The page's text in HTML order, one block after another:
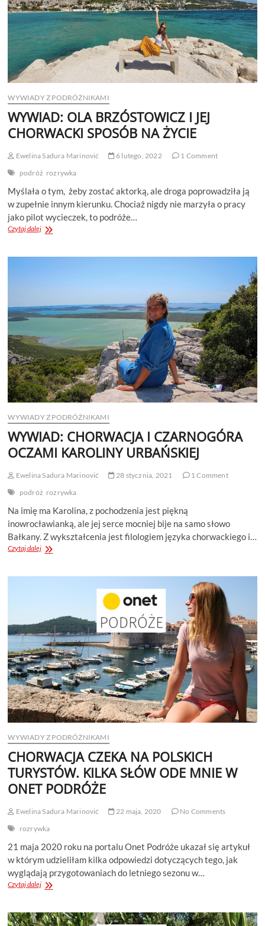
WYWIADY Z PODRÓŻNIKAMI
WYWIAD: OLA BRZÓSTOWICZ I JEJ
CHORWACKI SPOSÓB NA ŻYCIE
Ewelina Sadura Marinović 6 lutego, 2022
1 Comment
podróż rozrywka
Myślała o tym, żeby zostać aktorką, ale droga poprowadziła ją
w zupełnie innym kierunku. Chociaż nigdy nie marzyła o pracy
jako pilot wycieczek, to podróże…
Czytaj dalejWYWIAD:
I
ŻYCIE
WYWIADY Z PODRÓŻNIKAMI
WYWIAD: CHORWACJA I CZARNOGÓRA
OCZAMI KAROLINY URBAŃSKIEJ
Ewelina Sadura Marinović 28 stycznia, 2021
1 Comment
podróż rozrywka
Na imię ma Karolina, z pochodzenia jest piękną
inowrocławianką, ale jej serce mocniej bije na samo słowo
Bałkany. Z wykształcenia jest filologiem języka chorwackiego i…
Czytaj dalejWYWIAD:
WYWIADY Z PODRÓŻNIKAMI
CHORWACJA CZEKA NA POLSKICH
TURYSTÓW. KILKA SŁÓW ODE MNIE W
ONET PODRÓŻE
Ewelina Sadura Marinović 22 maja, 2020
No Comments
rozrywka
21 maja 2020 roku na portalu Onet Podróże ukazał się artykuł
w którym udzieliłam kilka odpowiedzi dotyczących tego, jak
wyglądają przygotowaniach do letniego sezonu w…
Czytaj dalejCHORWACJA
POLSKICH